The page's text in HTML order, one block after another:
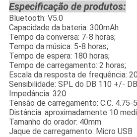
Especificação de produtos:
Bluetooth: V5.0
Capacidade da bateria: 300mAh
Tempo da conversa: 7-8 horas;
Tempo da música: 5-8 horas;
Tempo de espera: 180 horas;
Tempo de carregamento: 2 horas;
Escala da resposta de frequência:
Sensibilidade: SPL do DB 110 +/-
Impedância: 32Ω
Tensão de carregamento: C.C. 4.75-
Distância: aproximadamente 10
Tamanho do orador: 40mm
Jaque de carregamento: Micro USB